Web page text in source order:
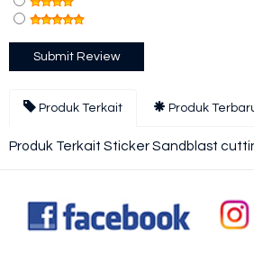
Produk Terkait Produk
Produk Terkait Sticker Sandblast